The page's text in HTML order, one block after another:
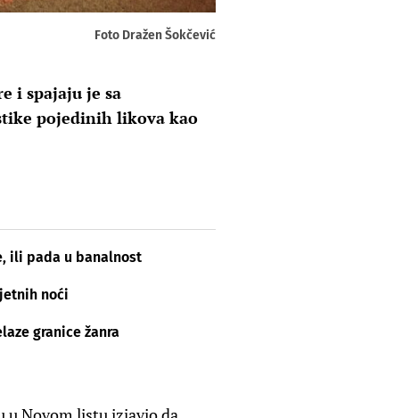
Foto Dražen Šokčević
i spajaju je sa
pojedinih likova kao
ili pada u banalnost
noći
granice žanra